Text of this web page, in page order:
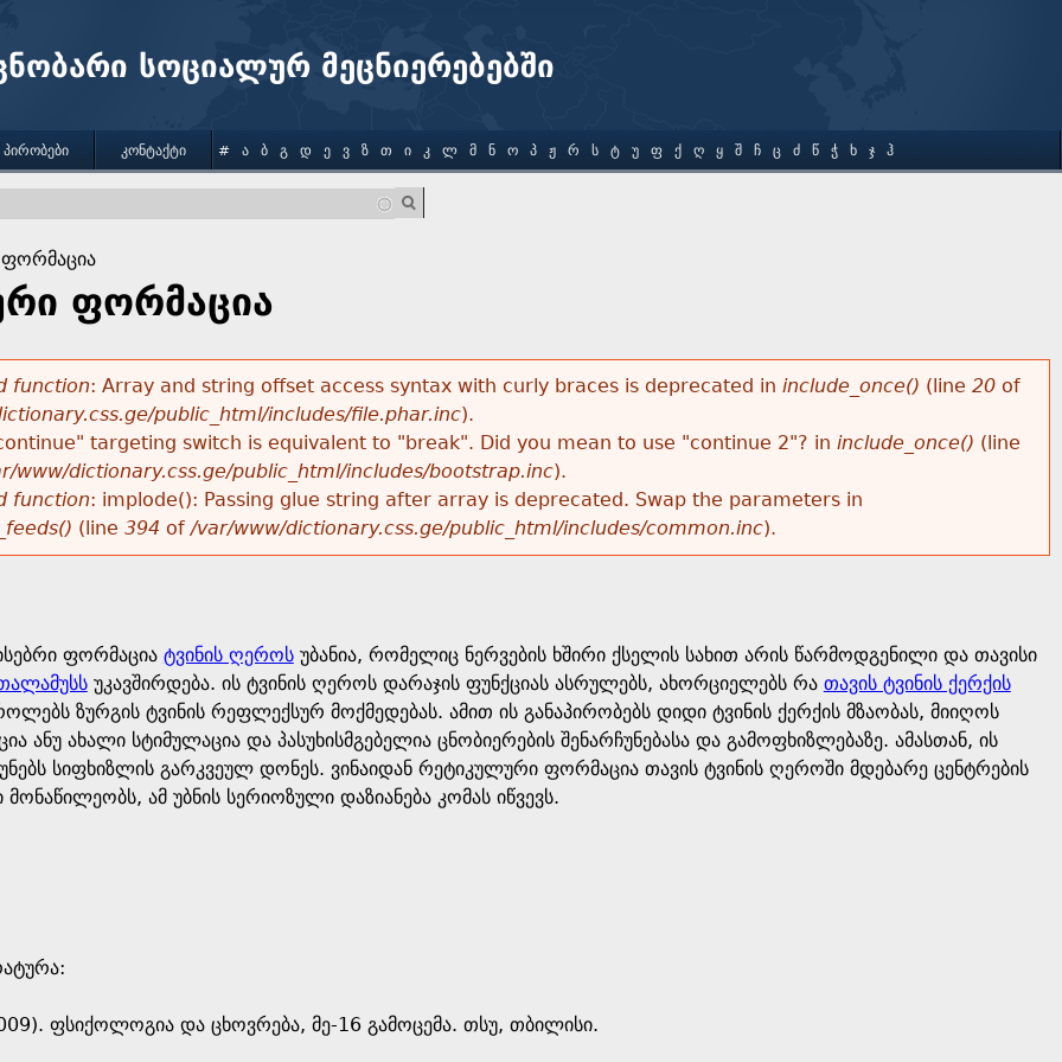
სოციალურ მეცნიერებებში
ფორმაცია
function: Array and string offset access syntax with curly braces is deprecated in include_once() (line 20of
public_html/includes/file.phar.inc).
targeting switch is equivalent to "break". Did you mean to use "continue 2"? in include_once() (line
www/dictionary.css.ge/public_html/includes/bootstrap.inc).
function: implode(): Passing glue string after array is deprecated. Swap the parameters in
(line 394 of/var/www/dictionary.css.ge/public_html/includes/common.inc).
ფორმაცია ტვინის ღეროსუბანია, რომელიც ნერვების ხშირი ქსელის სახით არის წარმოდგენილი და თავისი
უკავშირდება. ის ტვინის ღეროს დარაჯის ფუნქციას ასრულებს, ახორციელებს რა თავის ტვინის ქერქის
ზურგის ტვინის რეფლექსურ მოქმედებას. ამით ის განაპირობებს დიდი ტვინის ქერქის მზაობას, მიიღოს
ანუ ახალი სტიმულაცია და პასუხისმგებელია ცნობიერების შენარჩუნებასა და გამოფხიზლებაზე. ამასთან, ის
სიფხიზლის გარკვეულ დონეს. ვინაიდან რეტიკულური ფორმაცია თავის ტვინის ღეროში მდებარე ცენტრების
ამ უბნის სერიოზული დაზიანება კომას იწვევს.
ფსიქოლოგია და ცხოვრება, მე-16 გამოცემა. თსუ, თბილისი.
ᲞᲘᲠᲝᲑᲔᲑᲘ ᲙᲝᲜᲢᲐᲥᲢᲘ # Ა Ბ Გ Დ Ე Ვ Ზ Თ Ი Კ Ლ Მ Ნ Ო Პ Ჟ Რ Ს Ტ Უ Ფ Ქ Ღ Ყ Შ Ჩ Ც Ძ Წ Ჭ Ხ Ჯ Ჰ